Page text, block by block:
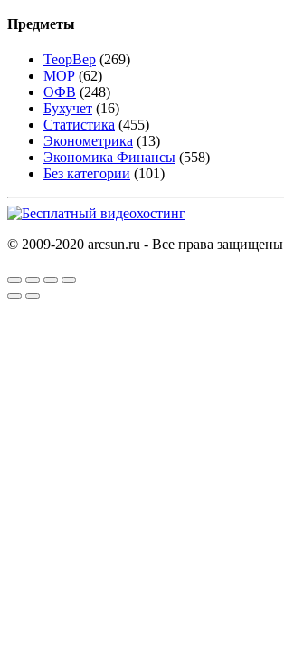
Предметы
ТеорВер (269)
МОР (62)
ОФВ (248)
Бухучет (16)
Статистика (455)
Эконометрика (13)
Экономика Финансы (558)
Без категории (101)
© 2009-2020 arcsun.ru - Все права защищены